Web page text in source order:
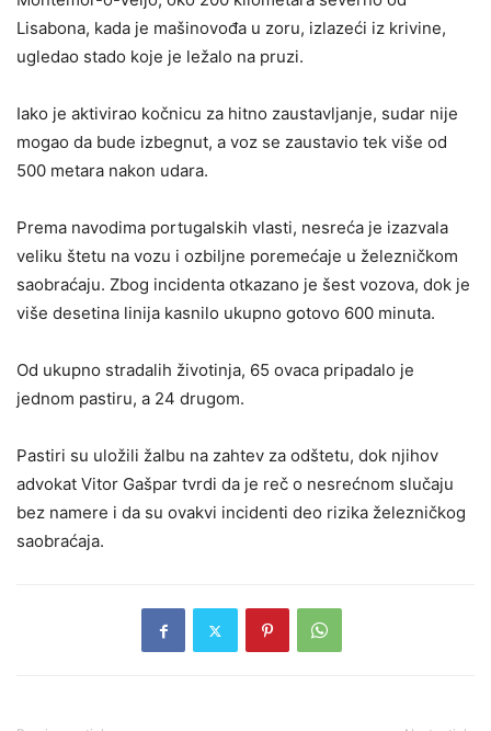
Lisabona, kada je mašinovođa u zoru, izlazeći iz krivine,
ugledao stado koje je ležalo na pruzi.
Iako je aktivirao kočnicu za hitno zaustavljanje, sudar nije
mogao da bude izbegnut, a voz se zaustavio tek više od
500 metara nakon udara.
Prema navodima portugalskih vlasti, nesreća je izazvala
veliku štetu na vozu i ozbiljne poremećaje u železničkom
saobraćaju. Zbog incidenta otkazano je šest vozova, dok je
više desetina linija kasnilo ukupno gotovo 600 minuta.
Od ukupno stradalih životinja, 65 ovaca pripadalo je
jednom pastiru, a 24 drugom.
Pastiri su uložili žalbu na zahtev za odštetu, dok njihov
advokat Vitor Gašpar tvrdi da je reč o nesrećnom slučaju
bez namere i da su ovakvi incidenti deo rizika železničkog
saobraćaja.